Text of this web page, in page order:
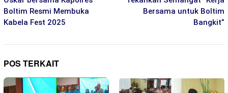
Boltim Resmi Membuka
Kabela Fest 2025
Bersama untuk Boltim
Bangkit”
POS TERKAIT